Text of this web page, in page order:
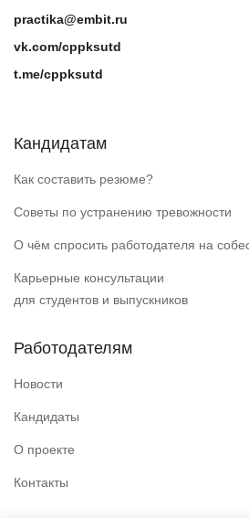
practika@embit.ru
vk.com/cppksutd
t.me/cppksutd
Кандидатам
Как составить резюме?
Советы по устранению тревожности
О чём спросить работодателя на
Карьерные консультации
для студентов и выпускников
Работодателям
Новости
Кандидаты
О проекте
Контакты